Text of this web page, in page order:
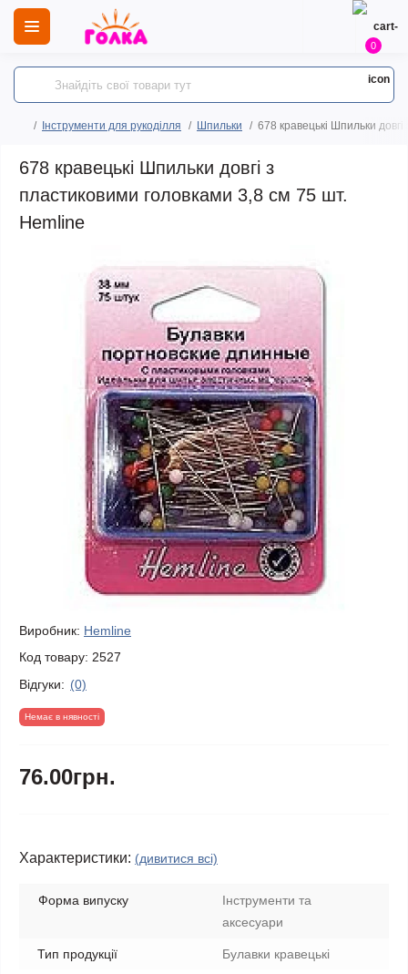
0
Інструменти для рукоділля Шпильки 678 кравецькі Шпильки
678 кравецькі Шпильки довгі з
пластиковими головками 3,8 см 75 шт.
Hemline
Виробник: Hemline
Код товару: 2527
Відгуки: (0)
Немає в нявності
76.00грн.
Характеристики: (дивитися всі)
Форма випуску
Інструменти та
аксесуари
Тип продукції Булавки кравецькі